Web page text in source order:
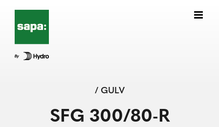
content
/ GULV
SFG 300/80-R